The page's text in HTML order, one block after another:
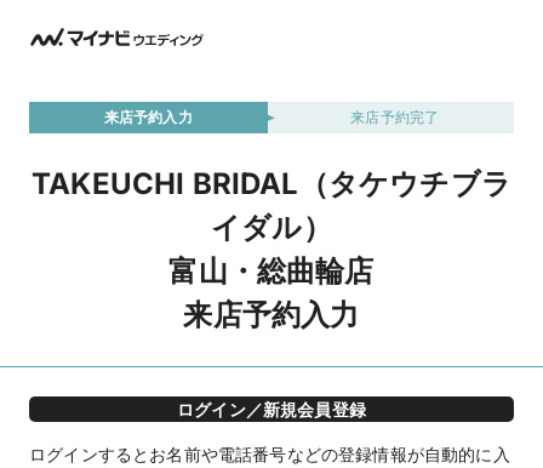
来店予約入力 来店予約完了
TAKEUCHI BRIDAL（タケウチブラ
イダル）
富山・総曲輪店
来店予約入力
ログイン／新規会員登録
ログインするとお名前や電話番号などの登録情報が自動的に入